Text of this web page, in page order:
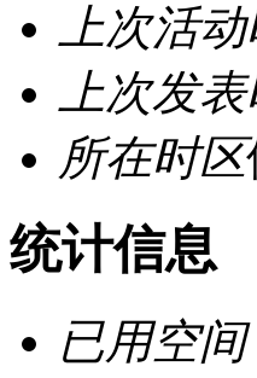
上次活
上次发
所在时区
统计信息
已用空间